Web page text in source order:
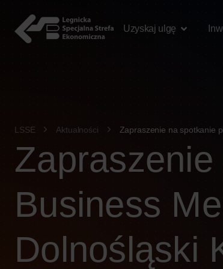
Uzyskaj ulgę
LSSE Aktualności Zapraszenie na spotkanie
Business
Dolnośląski